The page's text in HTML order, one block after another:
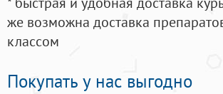
же возможна доставка
классом
Покупать у нас выгодно